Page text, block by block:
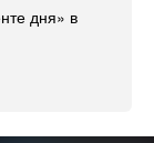
дня» в